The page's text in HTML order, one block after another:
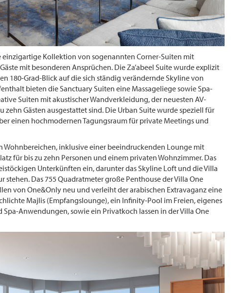
einzigartige Kollektion von sogenannten Corner-Suiten mit
mit besonderen Ansprüchen. Die Za’abeel Suite wurde explizit
180-Grad-Blick auf die sich ständig verändernde Skyline von
bieten die Sanctuary Suiten eine Massageliege sowie Spa-
Suiten mit akustischer Wandverkleidung, der neuesten AV-
zehn Gästen ausgestattet sind. Die Urban Suite wurde speziell für
einen hochmodernen Tagungsraum für private Meetings und
Wohnbereichen, inklusive einer beeindruckenden Lounge mit
für bis zu zehn Personen und einem privaten Wohnzimmer. Das
Unterkünften ein, darunter das Skyline Loft und die Villa
stehen. Das 755 Quadratmeter große Penthouse der Villa One
von One&Only neu und verleiht der arabischen Extravaganz eine
Majlis (Empfangslounge), ein Infinity-Pool im Freien, eigenes
Spa-Anwendungen, sowie ein Privatkoch lassen in der Villa One